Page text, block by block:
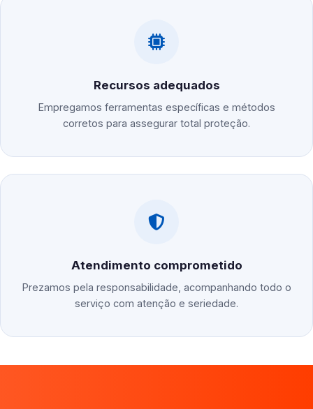
Recursos adequados
Empregamos ferramentas específicas e métodos
corretos para assegurar total proteção.
Atendimento comprometido
Prezamos pela responsabilidade, acompanhando todo o
serviço com atenção e seriedade.